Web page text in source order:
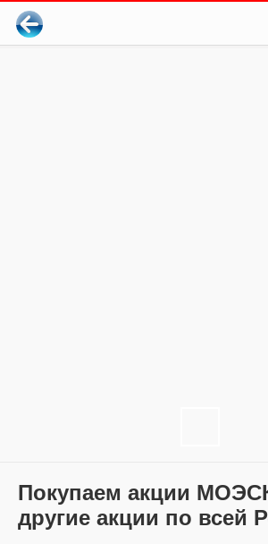
Покупаем акции
другие акции по всей